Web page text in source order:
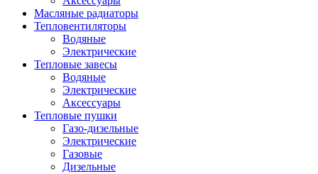
Масляные радиаторы
Тепловентиляторы
Водяные
Электрические
Тепловые завесы
Водяные
Электрические
Аксессуары
Тепловые пушки
Газо-дизельные
Электрические
Газовые
Дизельные